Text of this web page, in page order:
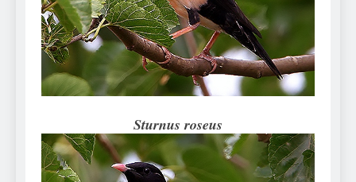
Can Bulldogs Play Fetch?
And How to Train Them!
7 Năm Ago
How Often Do I Need to
Groom My Bulldog
7 Năm Ago
Sturnus roseus